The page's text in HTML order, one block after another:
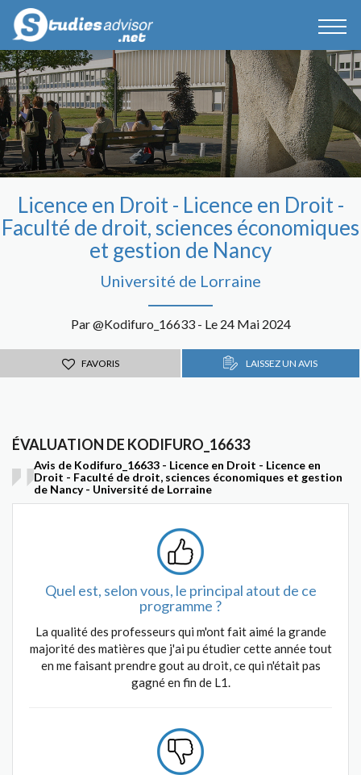
Licence en Droit - Licence en Droit -
Faculté de droit, sciences économiques
et gestion de Nancy
Université de Lorraine
Par @Kodifuro_16633 - Le 24 Mai 2024
FAVORIS LAISSEZ UN AVIS
ÉVALUATION DE KODIFURO_16633
Avis de Kodifuro_16633 - Licence en Droit - Licence en
Droit - Faculté de droit, sciences économiques et gestion
de Nancy - Université de Lorraine
Quel est, selon vous, le principal atout de ce
programme ?
La qualité des professeurs qui m'ont fait aimé la grande
majorité des matières que j'ai pu étudier cette année tout
en me faisant prendre gout au droit, ce qui n'était pas
gagné en fin de L1.